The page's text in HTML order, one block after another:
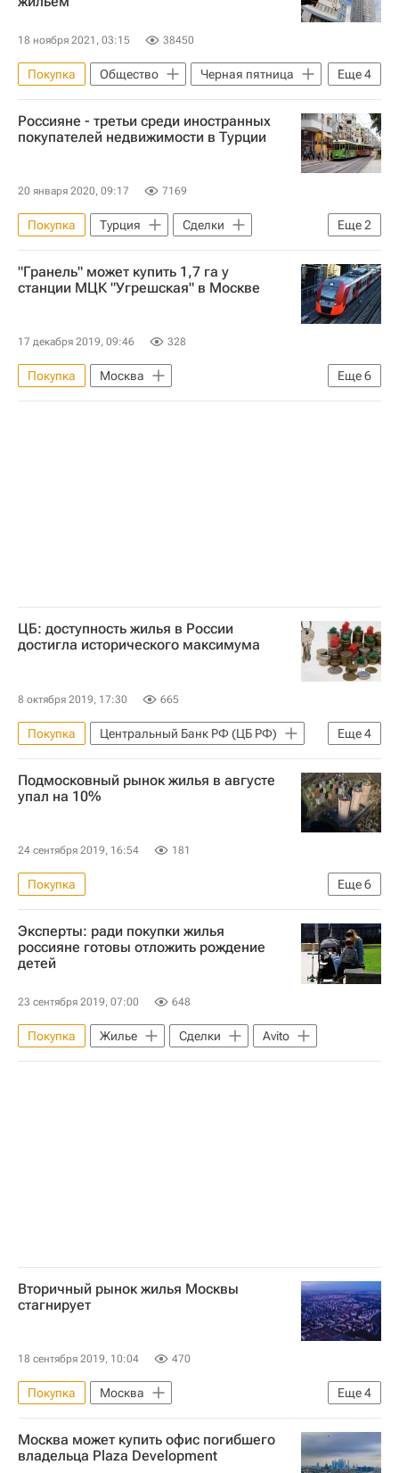
18 ноября 2021, 03:15 38450
Еще4
Покупка Общество
Черная пятница
Жилье
Продажа
Россия
Алексей Кричевский
Россияне - третьи среди иностранных
покупателей недвижимости в Турции
20 января 2020, 09:17 7169
Еще2
Покупка Турция
Сделки
Стамбул
Недвижимость
"Гранель" может купить 1,7 га у
станции МЦК "Угрешская" в Москве
17 декабря 2019, 09:46 328
Еще6
Покупка
Москва
Московское центральное кольцо (МЦК)
ЦБ: доступность жилья в России
достигла исторического максимума
8 октября 2019, 17:30 665
Еще4
Покупка
Центральный Банк РФ (ЦБ РФ)
Жилье
Банки
Ипотека
Россия
Подмосковный рынок жилья в августе
упал на 10%
24 сентября 2019, 16:54 181
Еще6
Покупка
Московская область (Подмосковье)
Жилье
Ипотека
Эксперты: ради покупки жилья
россияне готовы отложить рождение
детей
23 сентября 2019, 07:00 648
Покупка Жилье Сделки Avito
Вторичный рынок жилья Москвы
стагнирует
18 сентября 2019, 10:04 470
Еще4
Покупка
Москва
Федеральная служба государственной регистрации, кадастра и картографии (Росреестр)
Жилье
Продажа Сделки
Москва может купить офис погибшего
владельца Plaza Development